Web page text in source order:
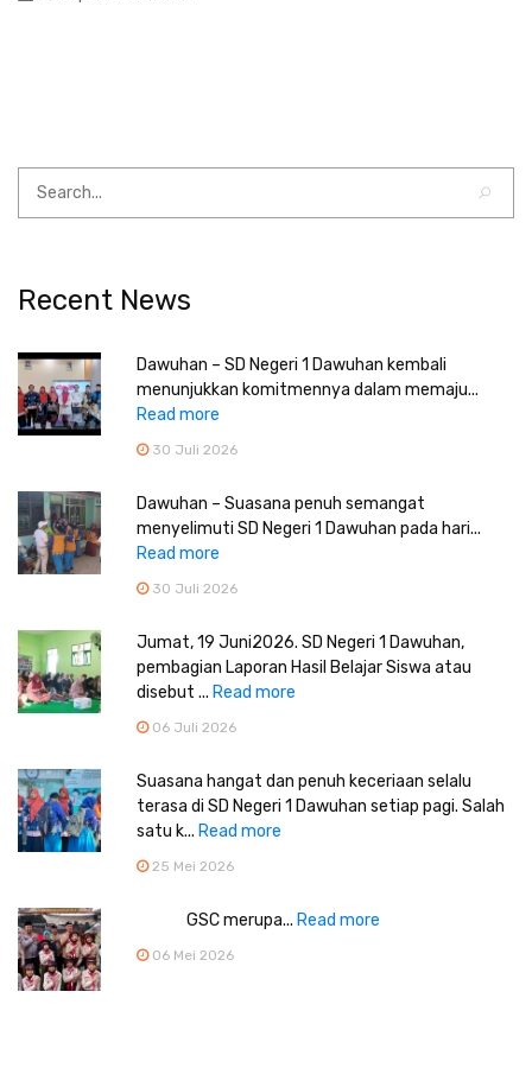
Recent News
Dawuhan – SD Negeri 1 Dawuhan kembali
menunjukkan komitmennya dalam memaju...
Read more
30 Juli 2026
Dawuhan – Suasana penuh semangat
menyelimuti SD Negeri 1 Dawuhan pada hari...
Read more
30 Juli 2026
Jumat, 19 Juni2026. SD Negeri 1 Dawuhan,
pembagian Laporan Hasil Belajar Siswa atau
disebut ... Read more
06 Juli 2026
Suasana hangat dan penuh keceriaan selalu
terasa di SD Negeri 1 Dawuhan setiap pagi. Salah
satu k... Read more
25 Mei 2026
GSC merupa... Read more
06 Mei 2026